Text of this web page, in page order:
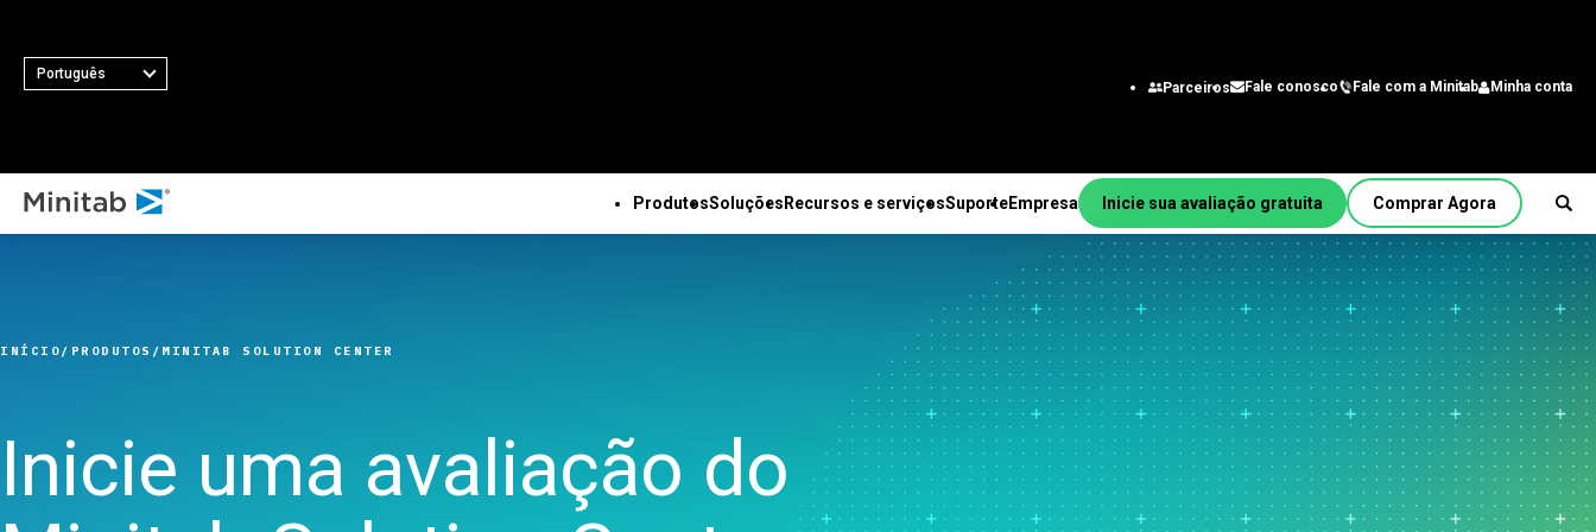
Português
Parceiros
Fale conosco Fale com a Minitab Minha conta
Produtos
Minitab Education Hub
Minitab Engage
Minitab Workspace
Soluções
Estatística e análise
Software de análise e
inteligência empresarial
Controle estatístico de
experimentos avançado
Melhoria contínua
Integração e preparação
de dados
Soluções industriais da
Acadêmico
Construção
naturais
Setor governamental e
público
Por função/cargo
Engenharia
Analista de negócios
Tecnologia da informação
Central de atendimento e
contato do cliente
Recursos Humanos
Recursos e serviços
Conjuntos de dados
Webinars e eventos
Education Hub
Serviços
Treinamento
Implantação
Autoaprendizado no ritmo
Educação contínua
Consultoria
Suporte
Assinaturas e ativação
Minitab Quick Start
Treinamento
Suporte à instalação
Vídeos de suporte
Documentação de
suporte
Atualizações de software
Empresa
Sobre nós
Equipe de liderança
Parceiros
Carreiras
Fale conosco
Notícias
Mercadoria Minitab
Inicie sua avaliação gratuita Comprar Agora
INÍCIO PRODUTOS MINITAB SOLUTION CENTER
Inicie uma avaliação do